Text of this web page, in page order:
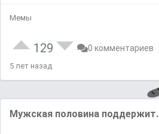
Мемы
129 0 комментариев
5 лет назад
Мужская половина поддержит.